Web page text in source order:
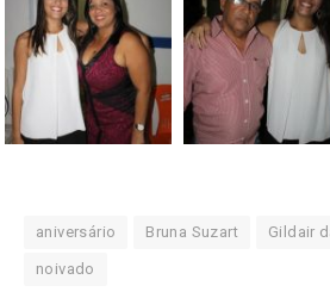
aniversário Bruna Suzart Gildair
noivado